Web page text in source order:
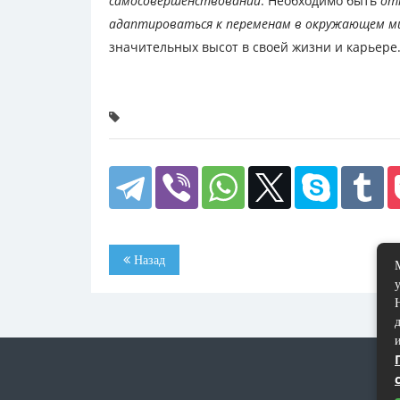
адаптироваться к переменам в окружающем
значительных высот в своей жизни и карьере.
Назад